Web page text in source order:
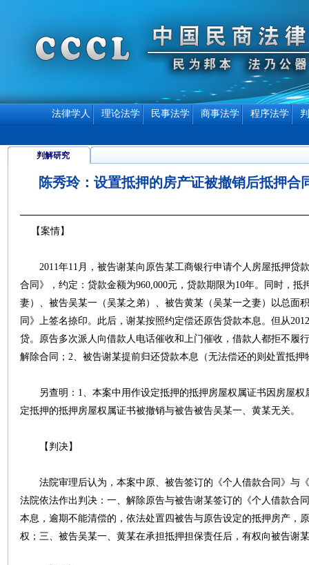
法律学人 理论法学 民事法学 商事法学 程序法学
判解研究
陈秀玲：设置抵押的房产证被撤销后抵押合
【案情】
2011年11月，被告谢某向原告某工商银行申请个人房屋抵押贷
合同》，约定：贷款金额为960,000元，贷款期限为10年。同时，
妻）、被告吴某一（吴某之弟）、被告黄某（吴某一之妻）以总面
同》上签名捺印。此后，谢某按照约定偿还原告贷款本息。但从
贷。原告多次派人向借款人电话催收和上门催收，借款人都拒不履
解除合同；2、被告谢某提前归还贷款本息（无法偿还的则处置抵押
另查明：1、本案中用作设定抵押的抵押房屋权属证书因房屋权
定抵押的抵押房屋权属证书被撤销与被告被告吴某一、黄某无关。
【判决】
法院审理后认为，本案中原、被告签订的《个人借款合同》与
法院依法作出判决：一、解除原告与被告谢某签订的《个人借款合
本息，逾期不能清偿的，依法处置四被告与原告设定的抵押房产，
权；三、被告吴某一、黄某在承担抵押担保责任后，有权向被告谢